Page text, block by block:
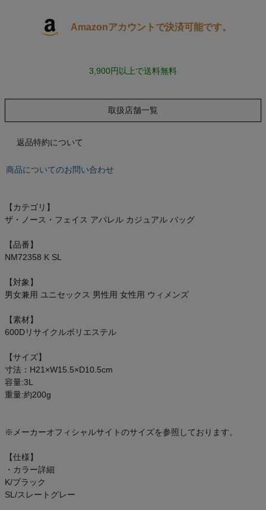
サックス SAXX
オン On
スポーツマリオTOP
ベースボールマリオ（野球商品）
お気に入り
ご利用ガイド
プロテイン・サプリメントまとめ買い
Amazonアカウントで決済可能です。
3,900円以上で送料無料
取扱店舗一覧
返品特約について
商品についてのお問い合わせ
【カテゴリ】
ザ・ノース・フェイス アパレル カジュアル バッグ
【品番】
NM72358 K SL
【対象】
男女兼用 ユニセックス 男性用 女性用 ウィメンズ
【素材】
600Dリサイクルポリエステル
【サイズ】
寸法：H21×W15.5×D10.5cm
容量:3L
重量:約200g
※メーカーオフィシャルサイトのサイズを参照しております。
【仕様】
・カラー詳細
K/ブラック
SL/スレートグレー